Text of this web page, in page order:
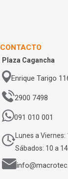
CONTACTO
Plaza Cagancha
Enrique Tarigo
2900 7498
091 010 001
Lunes a Viernes:
Sábados: 10 a